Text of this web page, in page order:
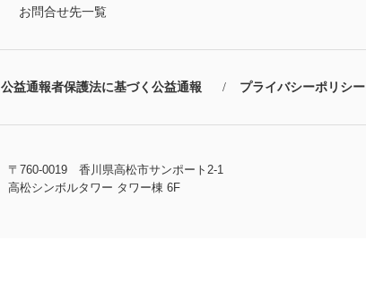
お問合せ先一覧
公益通報者保護法に基づく公益通報 プライバシーポリシー
〒760-0019 香川県高松市サンポート2-1
高松シンボルタワー タワー棟 6F